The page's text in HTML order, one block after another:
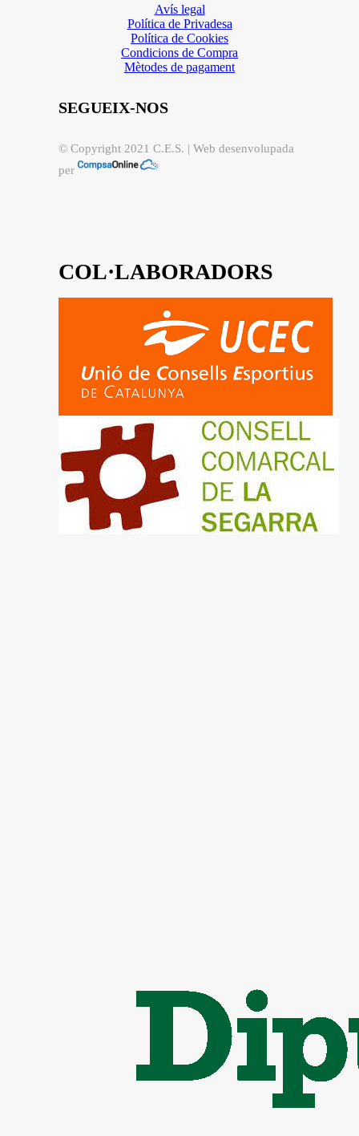
Avís legal
Política de Privadesa
Política de Cookies
Condicions de Compra
Mètodes de pagament
SEGUEIX-NOS
© Copyright 2021 C.E.S. | Web desenvolupada
per
COL·LABORADORS